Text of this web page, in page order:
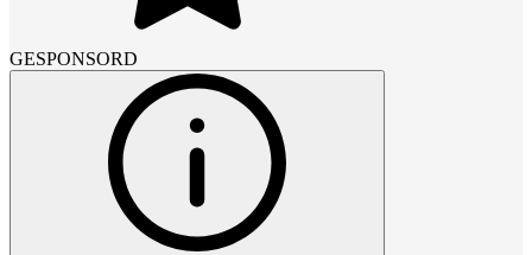
GESPONSORD